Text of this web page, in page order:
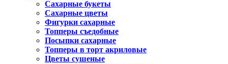
Сахарные букеты
Сахарные цветы
Фигурки сахарные
Топперы съедобные
Посыпки сахарные
Топперы в торт акриловые
Цветы сушеные